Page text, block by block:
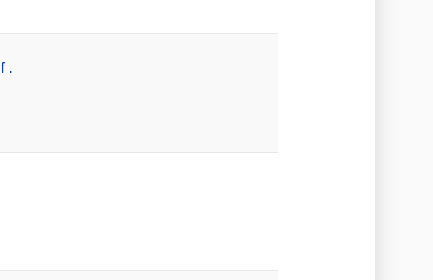
.